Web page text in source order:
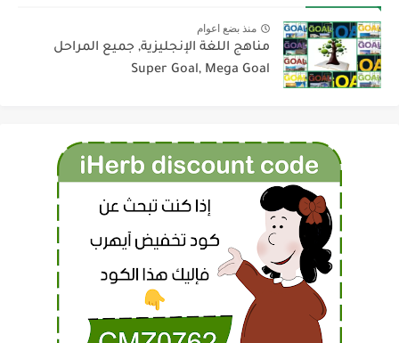
منذ بضع اعوام
مناهج اللغة الإنجليزية, جميع المراحل
Super Goal, Mega Goal